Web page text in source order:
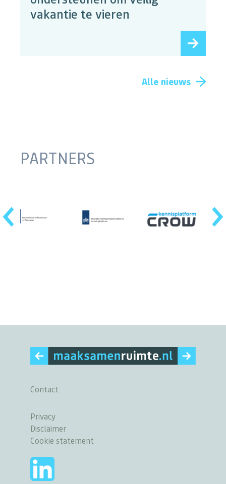
vakantie te vieren
Alle nieuws
PARTNERS
‹ ›
Contact
Privacy
Disclaimer
Cookie statement